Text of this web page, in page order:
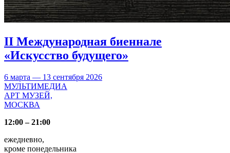
II Международная биеннале
«Искусство будущего»
6 марта — 13 сентября 2026
МУЛЬТИМЕДИА
АРТ МУЗЕЙ,
МОСКВА
12:00 – 21:00
ежедневно,
кроме понедельника